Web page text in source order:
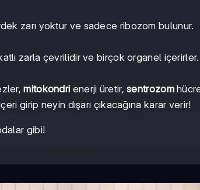
zarı yoktur ve sadece ribozom bulunur.
zarla çevrilidir ve birçok organel içerirler.
mitokondri enerji üretir,sentrozom
girip neyin dışarı çıkacağına karar verir!
gibi!